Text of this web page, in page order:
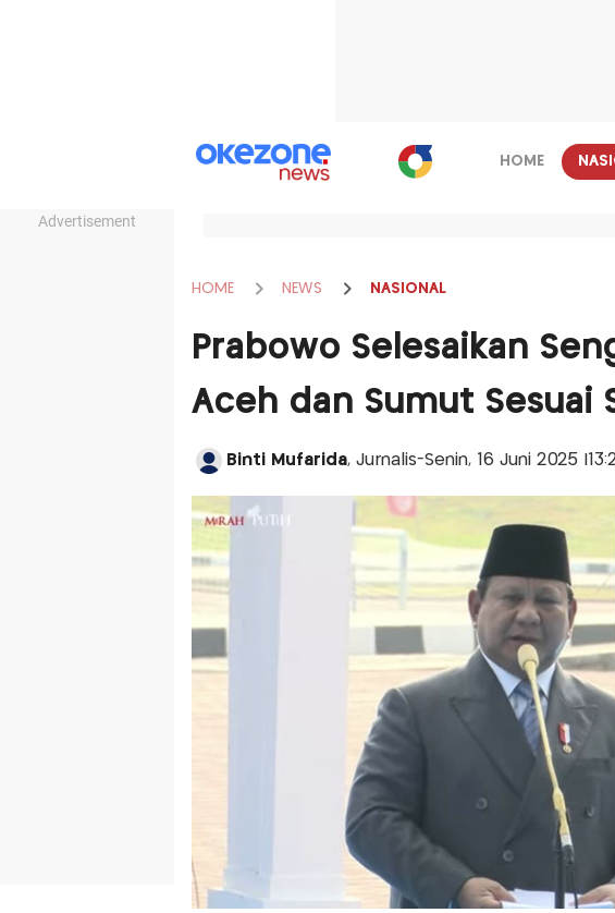
Advertisement
HOME
HOME NEWS NASIONAL
Prabowo Selesaikan
Aceh dan Sumut Sesuai
Binti Mufarida, Jurnalis-Senin, 16 Juni 2025